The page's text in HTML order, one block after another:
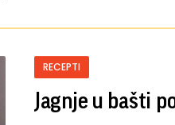
RECEPTI
Jagnje u bašti